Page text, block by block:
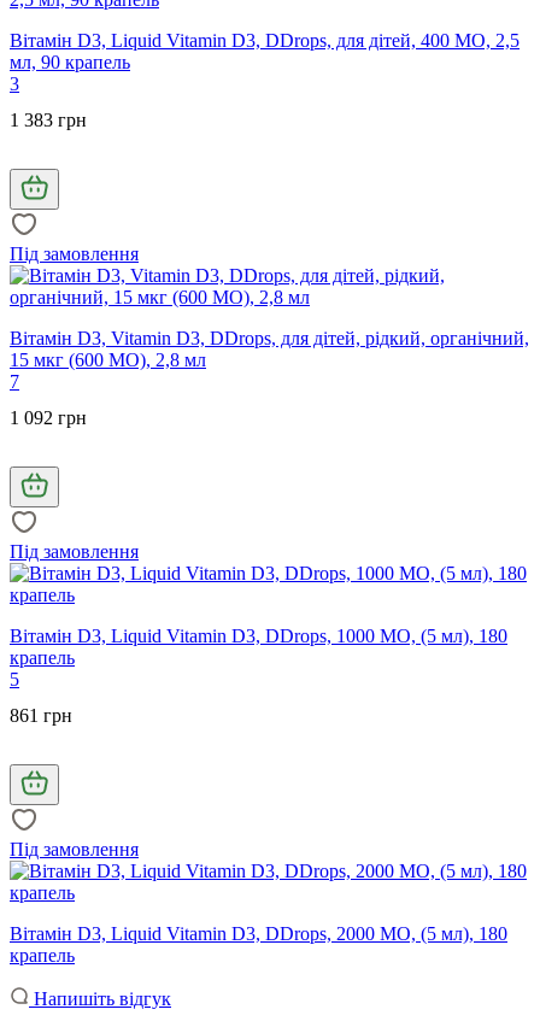
Вітамін D3, Liquid Vitamin D3, DDrops, для дітей, 400 МО, 2,5
мл, 90 крапель
3
1 383 грн
Під замовлення
Вітамін D3, Vitamin D3, DDrops, для дітей, рідкий, органічний,
15 мкг (600 МО), 2,8 мл
7
1 092 грн
Під замовлення
Вітамін D3, Liquid Vitamin D3, DDrops, 1000 МО, (5 мл), 180
крапель
5
861 грн
Під замовлення
Вітамін D3, Liquid Vitamin D3, DDrops, 2000 МО, (5 мл), 180
крапель
Напишіть відгук